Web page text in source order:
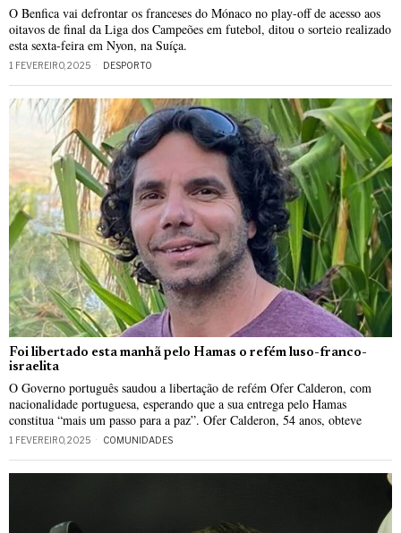
O Benfica vai defrontar os franceses do Mónaco no play-off de acesso aos
oitavos de final da Liga dos Campeões em futebol, ditou o sorteio realizado
esta sexta-feira em Nyon, na Suíça.
1 FEVEREIRO, 2025 DESPORTO
Foi libertado esta manhã pelo Hamas o refém luso-franco-
israelita
O Governo português saudou a libertação de refém Ofer Calderon, com
nacionalidade portuguesa, esperando que a sua entrega pelo Hamas
constitua “mais um passo para a paz”. Ofer Calderon, 54 anos, obteve
1 FEVEREIRO, 2025 COMUNIDADES